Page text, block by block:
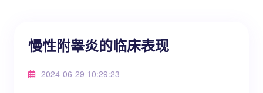
慢性附睾炎的临床表现
2024-06-29 10:29:23